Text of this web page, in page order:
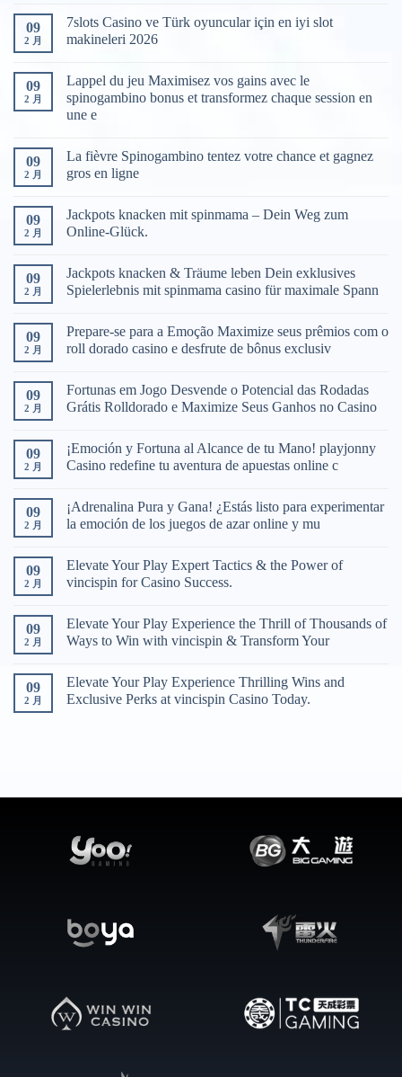
09
2 月
7slots Casino ve Türk oyuncular için en iyi slot
makineleri 2026
09
2 月
Lappel du jeu Maximisez vos gains avec le
spinogambino bonus et transformez chaque session en
une e
09
2 月
La fièvre Spinogambino tentez votre chance et gagnez
gros en ligne
09
2 月
Jackpots knacken mit spinmama – Dein Weg zum
Online-Glück.
09
2 月
Jackpots knacken & Träume leben Dein exklusives
Spielerlebnis mit spinmama casino für maximale Spann
09
2 月
Prepare-se para a Emoção Maximize seus prêmios com o
roll dorado casino e desfrute de bônus exclusiv
09
2 月
Fortunas em Jogo Desvende o Potencial das Rodadas
Grátis Rolldorado e Maximize Seus Ganhos no Casino
09
2 月
¡Emoción y Fortuna al Alcance de tu Mano! playjonny
Casino redefine tu aventura de apuestas online c
09
2 月
¡Adrenalina Pura y Gana! ¿Estás listo para experimentar
la emoción de los juegos de azar online y mu
09
2 月
Elevate Your Play Expert Tactics & the Power of
vincispin for Casino Success.
09
2 月
Elevate Your Play Experience the Thrill of Thousands of
Ways to Win with vincispin & Transform Your
09
2 月
Elevate Your Play Experience Thrilling Wins and
Exclusive Perks at vincispin Casino Today.